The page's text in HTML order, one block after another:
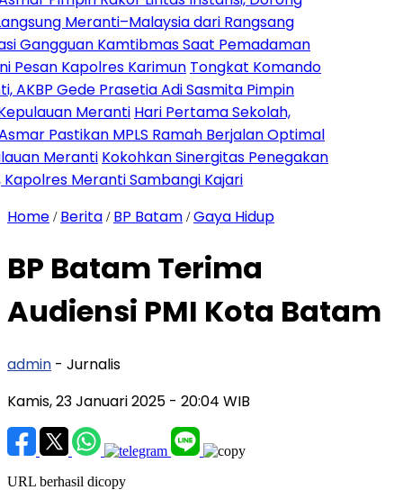
dari Rangsang
Kamtibmas Saat Pemadaman
KarimunTongkat Komando
Prasetia Adi Sasmita Pimpin
Hari Pertama Sekolah,
MPLS Ramah Berjalan Optimal
Kokohkan Sinergitas Penegakan
Sambangi Kajari
Home / Berita / BP Batam /Gaya Hidup
BP Batam Terima
Audiensi PMI Kota Batam
admin - Jurnalis
Kamis, 23 Januari 2025 - 20:04 WIB
URL berhasil dicopy